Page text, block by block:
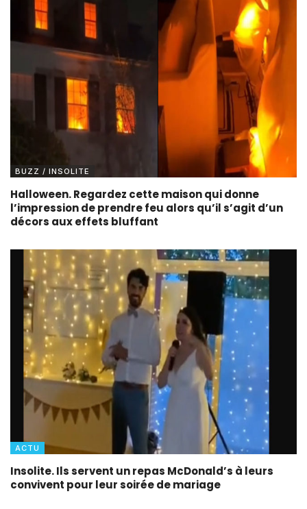
BUZZ / INSOLITE
Halloween. Regardez cette maison qui donne
l’impression de prendre feu alors qu’il s’agit d’un
décors aux effets bluffant
ACTU
Insolite. Ils servent un repas McDonald’s à leurs
convivent pour leur soirée de mariage